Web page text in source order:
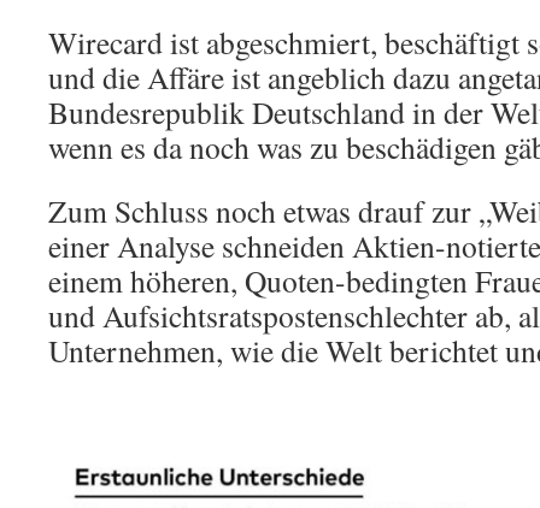
Wirecard ist abgeschmiert, beschäftigt
und die Affäre ist angeblich dazu
Bundesrepublik Deutschland in der
wenn es da noch was zu beschädigen
Zum Schluss noch etwas drauf zur
einer Analyse schneiden Aktien-
einem höheren, Quoten-bedingten
und Aufsichtsratspostenschlechter ab,
Unternehmen, wie die Welt berichtet